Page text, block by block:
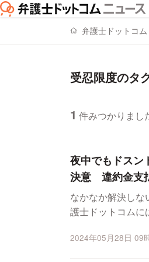
弁護士ドットコム
受忍限度のタ
1 件みつかりまし
夜中でもドス
決意 違約金支
なかなか解決しな
護士ドットコムに
2024年05月28日 09